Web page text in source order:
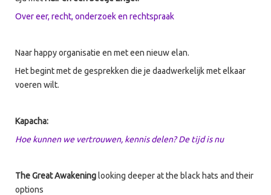
Over eer, recht, onderzoek en rechtspraak
Naar happy organisatie en met een nieuw elan.
Het begint met de gesprekken die je daadwerkelijk met elkaar
voeren wilt.
Kapacha:
Hoe kunnen we vertrouwen, kennis delen? De tijd is nu
The Great Awakening looking deeper at the black hats and their
options